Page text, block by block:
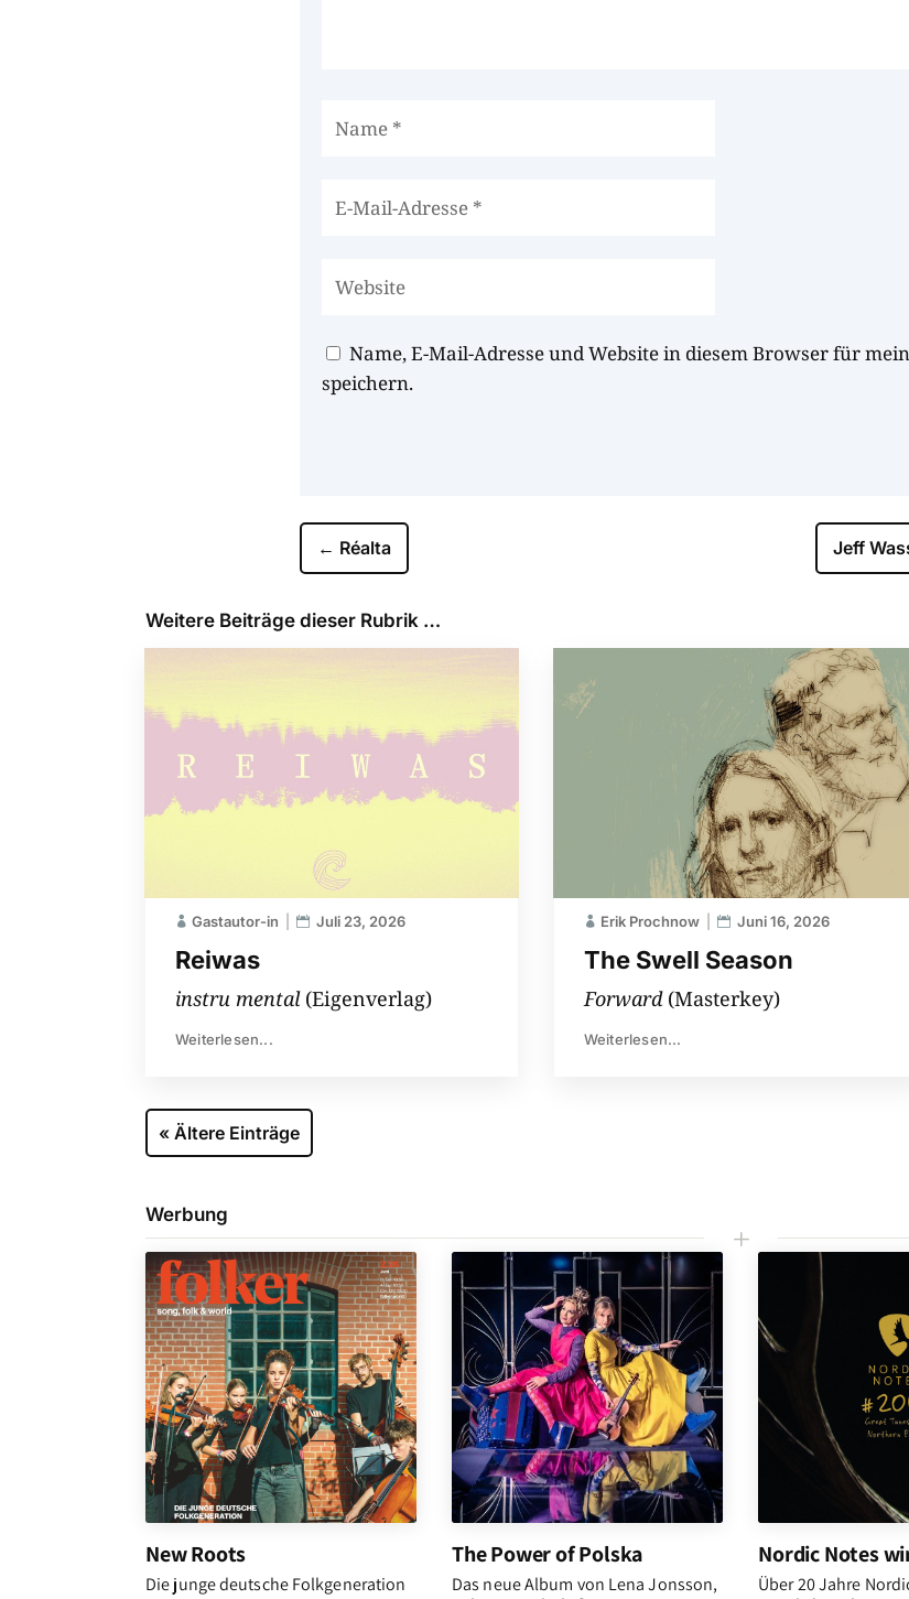
Name, E-Mail-Adresse und Website in diesem Browser für
speichern.
← Réalta Jeff
Weitere Beiträge dieser Rubrik …
Reiwas
Gastautor-in Juli 23, 2026
instru mental(Eigenverlag)
Weiterlesen...
The Swell Season
Erik Prochnow Juni 16, 2026
Forward (Masterkey)
Weiterlesen...
« Ältere Einträge
Werbung
L
New Roots
Die junge deutsche Folkgeneration
The Power of Polska
Das neue Album von Lena Jonsson,
Nordic Notes
Über 20 Jahre